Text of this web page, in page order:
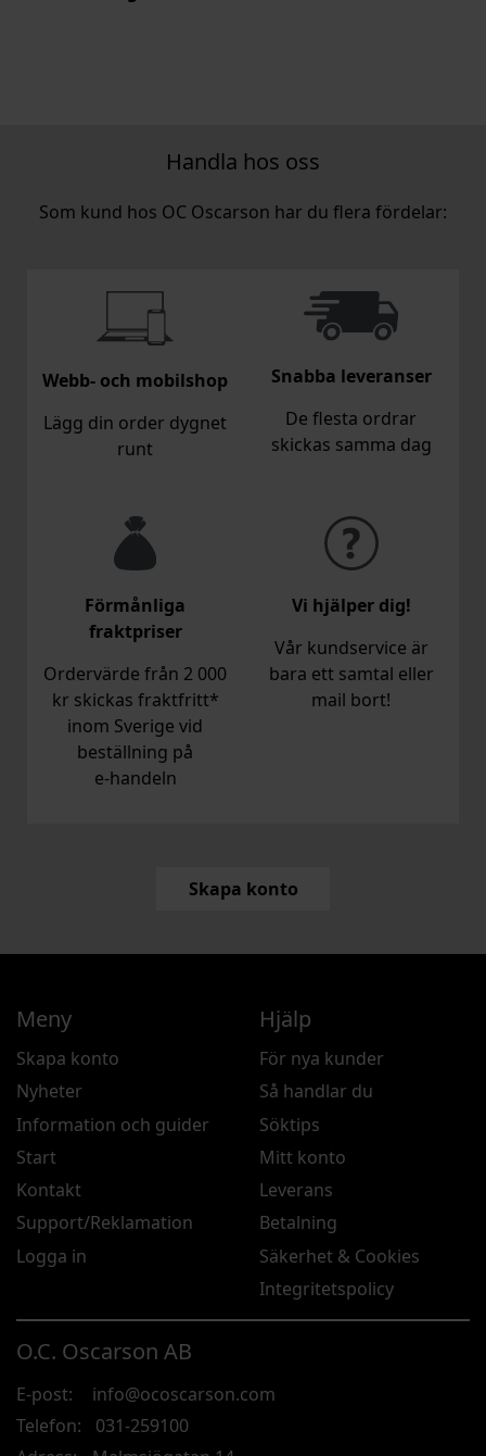
Handla hos oss
Som kund hos OC Oscarson har du flera fördelar:
Webb- och mobilshop
Lägg din order dygnet
runt
Snabba leveranser
De flesta ordrar
skickas samma dag
Förmånliga
fraktpriser
Ordervärde från 2 000
kr skickas fraktfritt*
inom Sverige vid
beställning på
e‑handeln
Vi hjälper dig!
Vår kundservice är
bara ett samtal eller
mail bort!
Skapa konto
O.C. Oscarson AB
E-post:
info@ocoscarson.com
Telefon:
031-259100
Meny
Skapa konto
Nyheter
Information och guider
Start
Kontakt
Support/Reklamation
Logga in
Hjälp
För nya kunder
Så handlar du
Söktips
Mitt konto
Leverans
Betalning
Säkerhet & Cookies
Integritetspolicy